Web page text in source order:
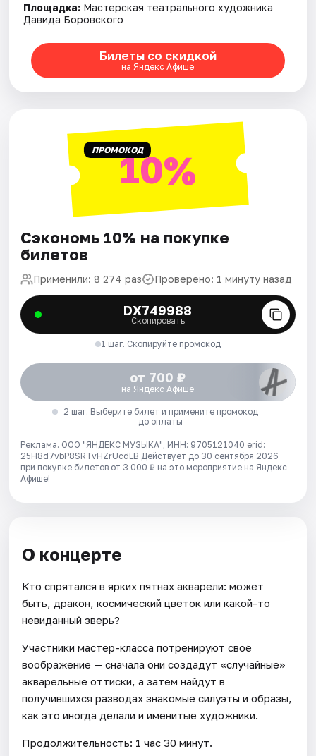
Площадка: Мастерская театрального художника
Давида Боровского
Билеты со скидкой
на Яндекс Афише
ПРОМОКОД10%
Сэкономь 10% на покупке
билетов
Применили: 8 274 раз Проверено: 1 минуту назад
DX749988
Скопировать
1 шаг. Скопируйте промокод
от 700 ₽
на Яндекс Афише
2 шаг. Выберите билет и примените промокод
до оплаты
Реклама. ООО "ЯНДЕКС МУЗЫКА", ИНН: 9705121040 erid:
25H8d7vbP8SRTvHZrUcdLB Действует до 30 сентября 2026
при покупке билетов от 3 000 ₽ на это мероприятие на Яндекс
Афише!
О концерте
Кто спрятался в ярких пятнах акварели: может
быть, дракон, космический цветок или какой-то
невиданный зверь?
Участники мастер-класса потренируют своё
воображение — сначала они создадут «случайные»
акварельные оттиски, а затем найдут в
получившихся разводах знакомые силуэты и образы,
как это иногда делали и именитые художники.
Продолжительность: 1 час 30 минут.